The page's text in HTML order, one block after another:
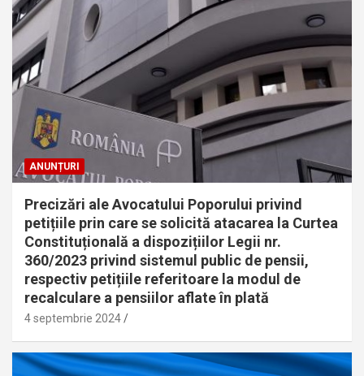
ANUNȚURI
Precizări ale Avocatului Poporului privind
petițiile prin care se solicită atacarea la Curtea
Constituțională a dispozițiilor Legii nr.
360/2023 privind sistemul public de pensii,
respectiv petițiile referitoare la modul de
recalculare a pensiilor aflate în plată
4 septembrie 2024